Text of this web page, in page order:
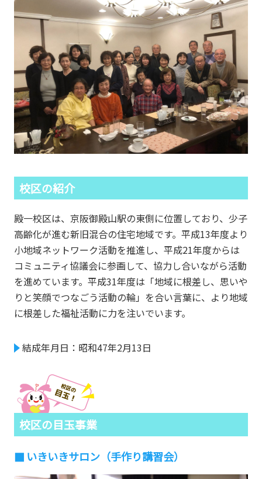
校区の紹介
殿一校区は、京阪御殿山駅の東側に位置しており、少子
高齢化が進む新旧混合の住宅地域です。平成13年度より
小地域ネットワーク活動を推進し、平成21年度からは
コミュニティ協議会に参画して、協力し合いながら活動
を進めています。平成31年度は「地域に根差し、思いや
りと笑顔でつなごう活動の輪」を合い言葉に、より地域
に根差した福祉活動に力を注いでいます。
結成年月日：昭和47年2月13日
校区の目玉事業
いきいきサロン（手作り講習会）